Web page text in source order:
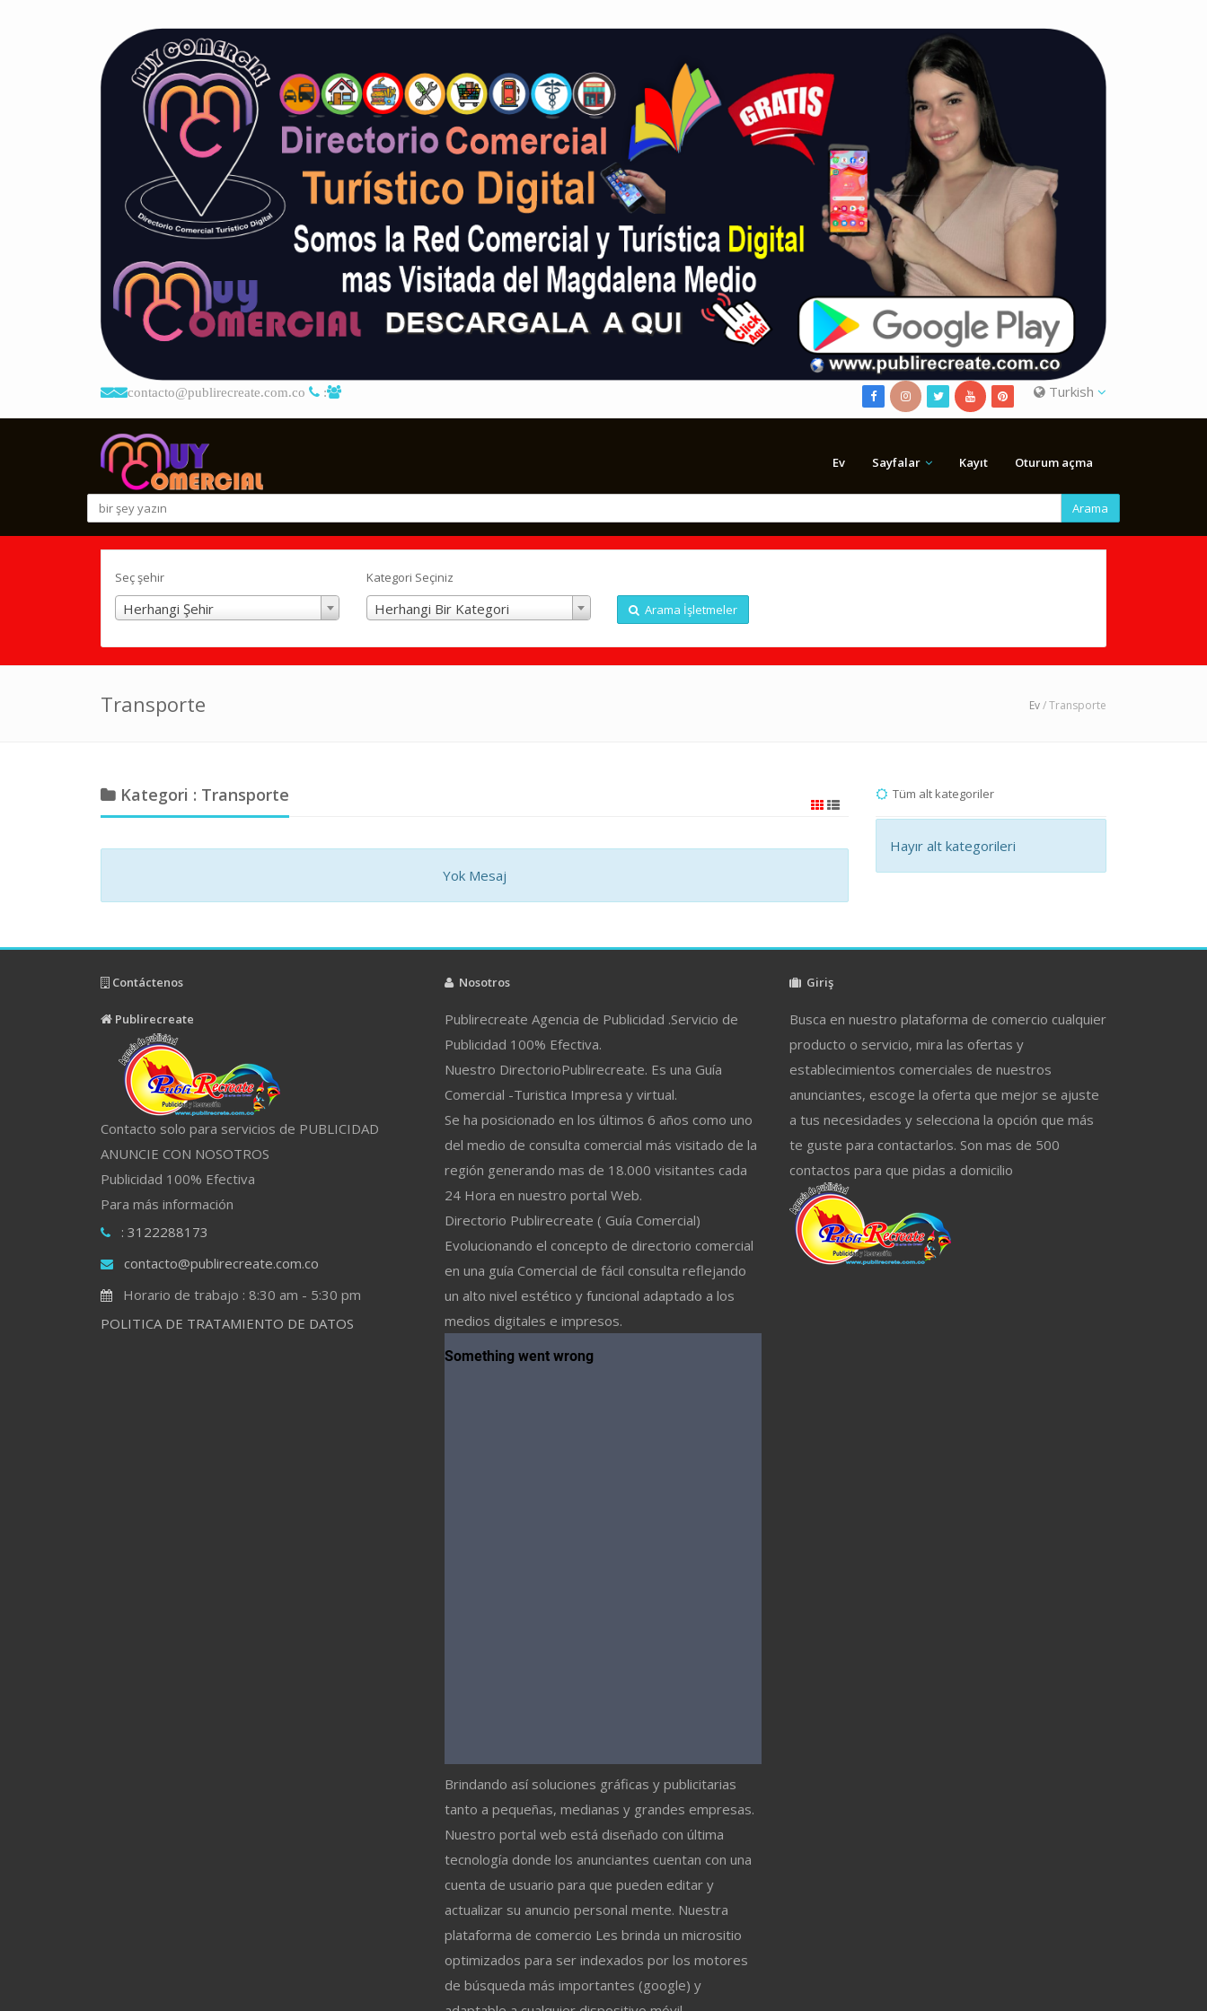
contacto@publirecreate.com.co : Turkish
Ev Sayfalar Kayıt Oturum açma
Arama
Seç şehir
Herhangi Şehir
Kategori Seçiniz
Herhangi Bir Kategori Arama İşletmeler
Transporte Ev/ Transporte
Kategori : Transporte
Yok Mesaj
Tüm alt kategoriler
Hayır alt kategorileri
Contáctenos
Publirecreate
Contacto solo para servicios de PUBLICIDAD
ANUNCIE CON NOSOTROS
Publicidad 100% Efectiva
Para más información
: 3122288173
contacto@publirecreate.com.co
Horario de trabajo : 8:30 am - 5:30 pm
POLITICA DE TRATAMIENTO DE DATOS
Nosotros
Publirecreate Agencia de Publicidad .Servicio de
Publicidad 100% Efectiva.
Nuestro DirectorioPublirecreate. Es una Guía
Comercial -Turistica Impresa y virtual.
Se ha posicionado en los últimos 6 años como uno
del medio de consulta comercial más visitado de la
región generando mas de 18.000 visitantes cada
24 Hora en nuestro portal Web.
Directorio Publirecreate ( Guía Comercial)
Evolucionando el concepto de directorio comercial
en una guía Comercial de fácil consulta reflejando
un alto nivel estético y funcional adaptado a los
medios digitales e impresos.
Brindando así soluciones gráficas y publicitarias
tanto a pequeñas, medianas y grandes empresas.
Nuestro portal web está diseñado con última
tecnología donde los anunciantes cuentan con una
cuenta de usuario para que pueden editar y
actualizar su anuncio personal mente. Nuestra
plataforma de comercio Les brinda un micrositio
optimizados para ser indexados por los motores
de búsqueda más importantes (google) y
Giriş
Busca en nuestro plataforma de comercio cualquier
producto o servicio, mira las ofertas y
establecimientos comerciales de nuestros
anunciantes, escoge la oferta que mejor se ajuste
a tus necesidades y selecciona la opción que más
te guste para contactarlos. Son mas de 500
contactos para que pidas a domicilio